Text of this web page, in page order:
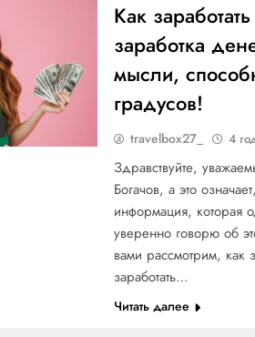
Как
заработка
мысли,
градусов!
travelbox27_ 4
Здравствуйте,
Богачов, а это
информация, которая
уверенно говорю об
вами рассмотрим,
заработать…
Читать далее